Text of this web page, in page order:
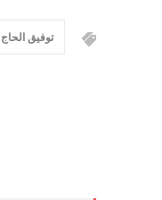
توفيق الحاج reatured